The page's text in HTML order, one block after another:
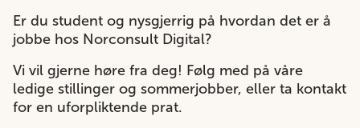
Er du student og nysgjerrig på hvordan det er å
jobbe hos Norconsult Digital?
Vi vil gjerne høre fra deg! Følg med på våre
ledige stillinger og sommerjobber, eller ta kontakt
for en uforpliktende prat.